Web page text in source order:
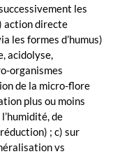
les
action directe
les formes d’humus)
acidolyse,
organismes
de la micro-flore
plus ou moins
de
; c) sur
vs